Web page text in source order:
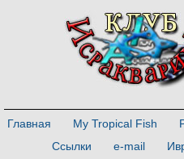
Главная My Tropical Fish
Ссылки
e-mail